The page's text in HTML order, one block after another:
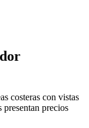
costeras con vistas
presentan precios